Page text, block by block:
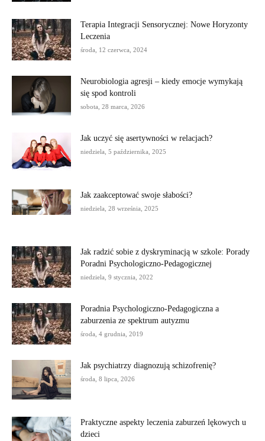
Terapia Integracji Sensorycznej: Nowe Horyzonty
Leczenia
środa, 12 czerwca, 2024
Neurobiologia agresji – kiedy emocje wymykają
się spod kontroli
sobota, 28 marca, 2026
Jak uczyć się asertywności w relacjach?
niedziela, 5 października, 2025
Jak zaakceptować swoje słabości?
niedziela, 28 września, 2025
Jak radzić sobie z dyskryminacją w szkole: Porady
Poradni Psychologiczno-Pedagogicznej
niedziela, 9 stycznia, 2022
Poradnia Psychologiczno-Pedagogiczna a
zaburzenia ze spektrum autyzmu
środa, 4 grudnia, 2019
Jak psychiatrzy diagnozują schizofrenię?
środa, 8 lipca, 2026
Praktyczne aspekty leczenia zaburzeń lękowych u
dzieci